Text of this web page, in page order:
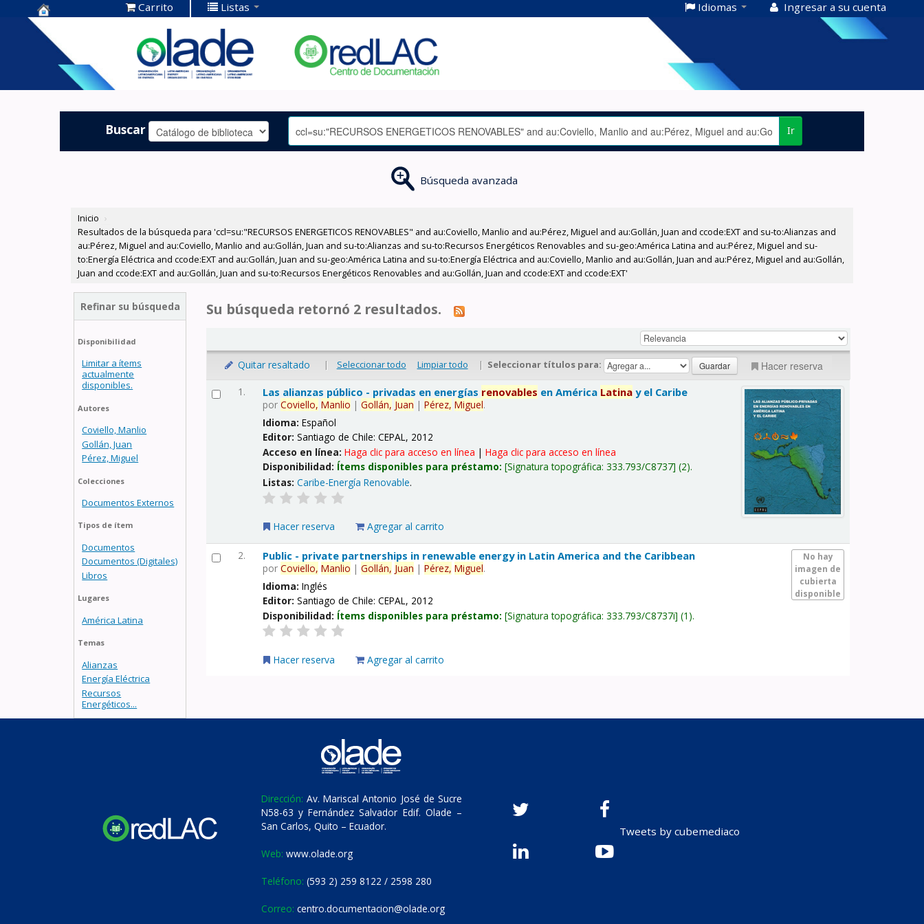
Centro de
Documentación
OLADE -
Carrito Listas Idiomas Ingresar a su cuenta
Buscar Ir
Búsqueda avanzada
Inicio ›
Resultados de la búsqueda para 'ccl=su:"RECURSOS ENERGETICOS RENOVABLES" and au:Coviello, Manlio and au:Pérez, Miguel and au:Gollán, Juan and ccode:EXT and su-to:Alianzas and
au:Pérez, Miguel and au:Coviello, Manlio and au:Gollán, Juan and su-to:Alianzas and su-to:Recursos Energéticos Renovables and su-geo:América Latina and au:Pérez, Miguel and su-
to:Energía Eléctrica and ccode:EXT and au:Gollán, Juan and su-geo:América Latina and su-to:Energía Eléctrica and au:Coviello, Manlio and au:Gollán, Juan and au:Pérez, Miguel and au:Gollán,
Juan and ccode:EXT and au:Gollán, Juan and su-to:Recursos Energéticos Renovables and au:Gollán, Juan and ccode:EXT and ccode:EXT'
Refinar su búsqueda
Disponibilidad
Limitar a ítems
actualmente
disponibles.
Autores
Coviello, Manlio
Gollán, Juan
Pérez, Miguel
Colecciones
Documentos Externos
Tipos de ítem
Documentos
Documentos (Digitales)
Libros
Lugares
América Latina
Temas
Alianzas
Energía Eléctrica
Recursos
Energéticos...
Su búsqueda retornó 2 resultados.
Quitar resaltado | Seleccionar todo Limpiar todo | Seleccionar títulos para: Hacer reserva
1. Las alianzas público - privadas en energías renovables en América Latina y el Caribe
porCoviello, Manlio |Gollán, Juan |Pérez, Miguel.
Idioma:Español
Editor:Santiago de Chile: CEPAL, 2012
Acceso en línea:Haga clic para acceso en línea |Haga clic para acceso en línea
Disponibilidad: Ítems disponibles para préstamo: Signatura topográfica:333.793/C8737 (2).
Listas: Caribe-Energía Renovable.
Hacer reserva Agregar al carrito
2.
No hay
imagen de
cubierta
disponible
Public - private partnerships in renewable energy in Latin America and the Caribbean
porCoviello, Manlio |Gollán, Juan |Pérez, Miguel.
Idioma:Inglés
Editor:Santiago de Chile: CEPAL, 2012
Disponibilidad: Ítems disponibles para préstamo: Signatura topográfica:333.793/C8737i (1).
Hacer reserva Agregar al carrito
Dirección: Av. Mariscal Antonio José de Sucre
N58-63 y Fernández Salvador Edif. Olade –
San Carlos, Quito – Ecuador.
Web: www.olade.org
Teléfono: (593 2) 259 8122 / 2598 280
Correo: centro.documentacion@olade.org
Tweets by cubemediaco